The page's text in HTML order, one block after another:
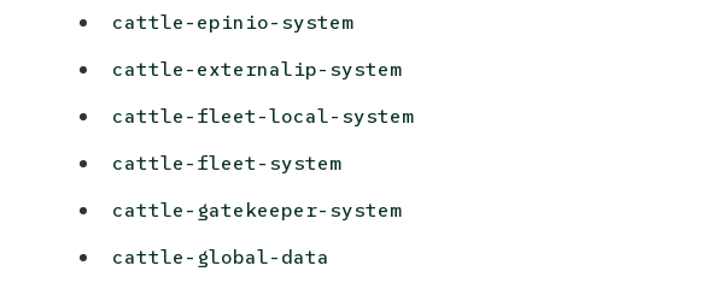
cattle-epinio-system
cattle-externalip-system
cattle-fleet-local-system
cattle-fleet-system
cattle-gatekeeper-system
cattle-global-data